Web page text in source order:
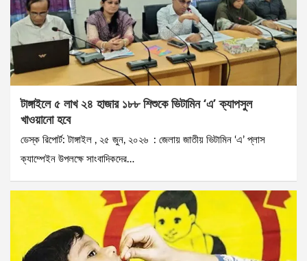
টাঙ্গাইলে ৫ লাখ ২৪ হাজার ১৮৮ শিশুকে ভিটামিন ‘এ’ ক্যাপসুল
খাওয়ানো হবে
ডেস্ক রিপোর্ট: টাঙ্গাইল , ২৫ জুন, ২০২৬ : জেলায় জাতীয় ভিটামিন ‘এ’ প্লাস
ক্যাম্পেইন উপলক্ষে সাংবাদিকদের…